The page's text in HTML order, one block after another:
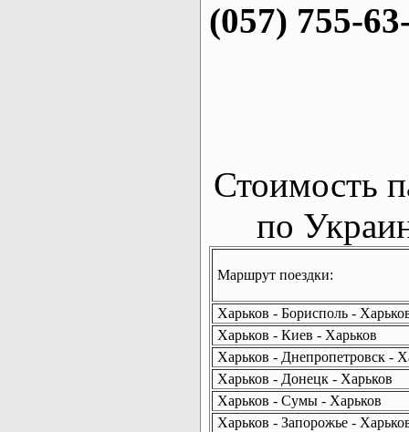
(057) 755-
Стоимость
по
Маршрут поездки:
Харьков - Борисполь -
Харьков - Киев - Харьков
Харьков - Днепропетровск -
Харьков - Донецк - Харьков
Харьков - Сумы - Харьков
Харьков - Запорожье -